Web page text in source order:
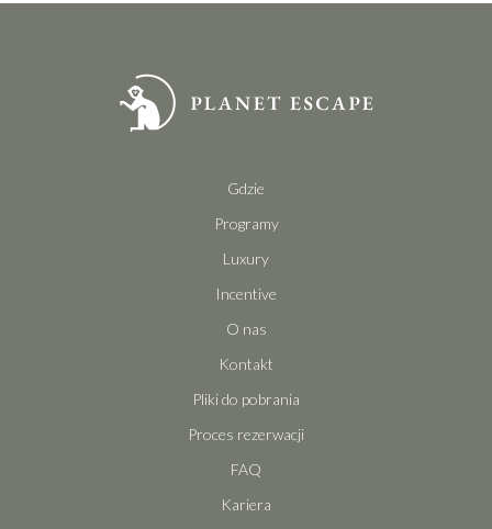
Gdzie
Programy
Luxury
Incentive
O nas
Kontakt
Pliki do pobrania
Proces rezerwacji
FAQ
Kariera